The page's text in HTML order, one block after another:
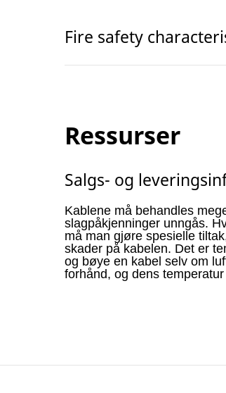
Fire safety
Ressurser
Salgs- og
Kablene må behandles
slagpåkjenninger unngås.
må man gjøre spesielle
skader på kabelen. Det er
og bøye en kabel selv om
forhånd, og dens